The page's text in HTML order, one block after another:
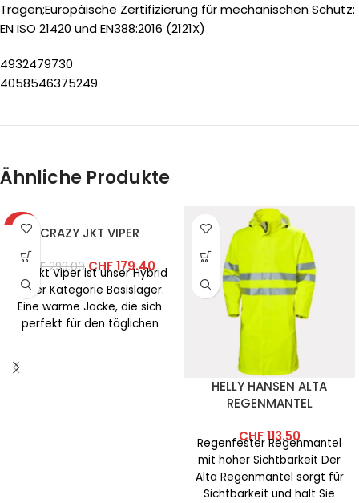
Tragen;Europäische Zertifizierung für mechanischen Schutz:
EN ISO 21420 und EN388:2016 (2121X)
4932479730
4058546375249
Ähnliche Produkte
-40% CRAZY JKT VIPER
CHF299.00 CHF179.40
Die Jkt Viper ist unser Hybrid
in der Kategorie Basislager.
Eine warme Jacke, die sich
perfekt für den täglichen
HELLY HANSEN ALTA
REGENMANTEL
CHF113.50
Regenfester Regenmantel
mit hoher Sichtbarkeit Der
Alta Regenmantel sorgt für
Sichtbarkeit und hält Sie